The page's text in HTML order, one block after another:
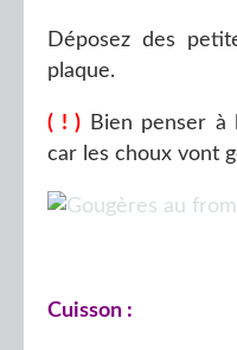
Déposez des
plaque.
( ! )
Bien penser à
car les choux vont
Cuisson :